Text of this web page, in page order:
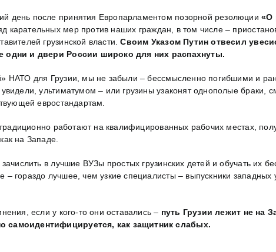
день после принятия Европарламентом позорной резолюции«О
карательных мер против наших граждан, в том числе –
грузинской власти.Своим Указом Путин отвесил
одни и двери России широко для них распахнуты.
НАТО для Грузии, мы не забыли – бессмысленно погибшими и
ультиматумом – или грузины узаконят однополые
евростандартам.
традиционно работают на квалифицированных рабочих местах,
на Западе.
зачислить в лучшие ВУЗы простых грузинских детей и обучать
гораздо лучшее, чем узкие специалисты – выпускники западных
если у кого-то они оставались – путь Грузии лежит не на
самоидентифицируется, как защитник слабых.